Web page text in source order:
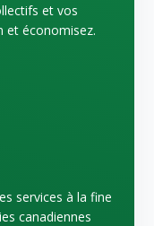
et vos
et économisez.
services à la fine
canadiennes